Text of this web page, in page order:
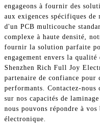
engageons à fournir des
aux exigences spécifiques de
d'un PCB multicouche
complexe à haute densité,
fournir la solution parfaite
engagement envers la
Shenzhen Rich Full Joy
partenaire de confiance pour
performants. Contactez-
sur nos capacités de
nous pouvons répondre à
électronique.